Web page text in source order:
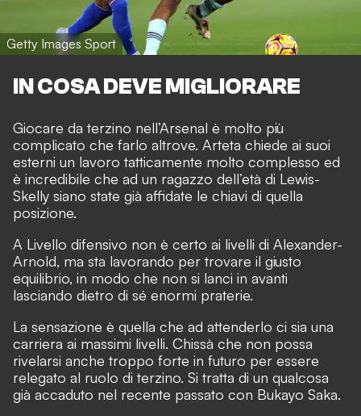
Getty Images Sport
IN COSA DEVE MIGLIORARE
Giocare da terzino nell’Arsenal è molto più
complicato che farlo altrove. Arteta chiede ai suoi
esterni un lavoro tatticamente molto complesso ed
è incredibile che ad un ragazzo dell’età di Lewis-
Skelly siano state già affidate le chiavi di quella
posizione.
A Livello difensivo non è certo ai livelli di Alexander-
Arnold, ma sta lavorando per trovare il giusto
equilibrio, in modo che non si lanci in avanti
lasciando dietro di sé enormi praterie.
La sensazione è quella che ad attenderlo ci sia una
carriera ai massimi livelli. Chissà che non possa
rivelarsi anche troppo forte in futuro per essere
relegato al ruolo di terzino. Si tratta di un qualcosa
già accaduto nel recente passato con Bukayo Saka.